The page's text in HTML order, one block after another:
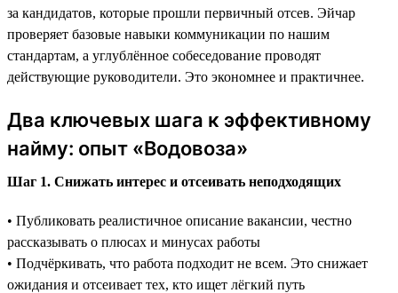
за кандидатов, которые прошли первичный отсев. Эйчар
проверяет базовые навыки коммуникации по нашим
стандартам, а углублённое собеседование проводят
действующие руководители. Это экономнее и практичнее.
Два ключевых шага к эффективному
найму: опыт «Водовоза»
Шаг 1. Снижать интерес и отсеивать неподходящих
• Публиковать реалистичное описание вакансии, честно
рассказывать о плюсах и минусах работы
• Подчёркивать, что работа подходит не всем. Это снижает
ожидания и отсеивает тех, кто ищет лёгкий путь